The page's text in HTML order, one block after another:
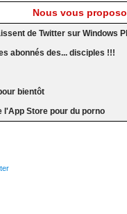
Nous vous
de Twitter sur Windows
abonnés des... disciples !!!
bientôt
l'App Store pour du porno